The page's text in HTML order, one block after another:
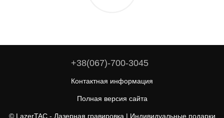
+38(067)-700-3045
Контактная информация
Полная версия сайта
© LazerTAC - Лазерная гравировка | Индивидуальные подарки